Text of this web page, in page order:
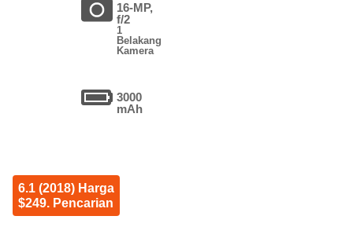
16-MP,
f/2
1
Belakang
Kamera
3000
mAh
6.1 (2018) Harga
$249. Pencarian